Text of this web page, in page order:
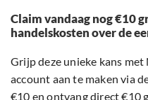
Claim vandaag nog €10
handelskosten over de
Grijp deze unieke kans
account aan te maken via
€10 en ontvang direct €10